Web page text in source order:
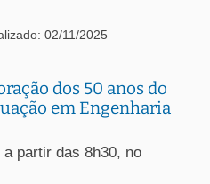
02/11/2025
dos 50 anos do
em Engenharia
partir das 8h30, no